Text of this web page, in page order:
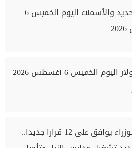
أسعار الحديد والأسمنت اليوم الخميس 6
سعر الدولار اليوم الخميس 6 أغسطس 2026
مجلس الوزراء يوافق على 12 قرارا جديدا..